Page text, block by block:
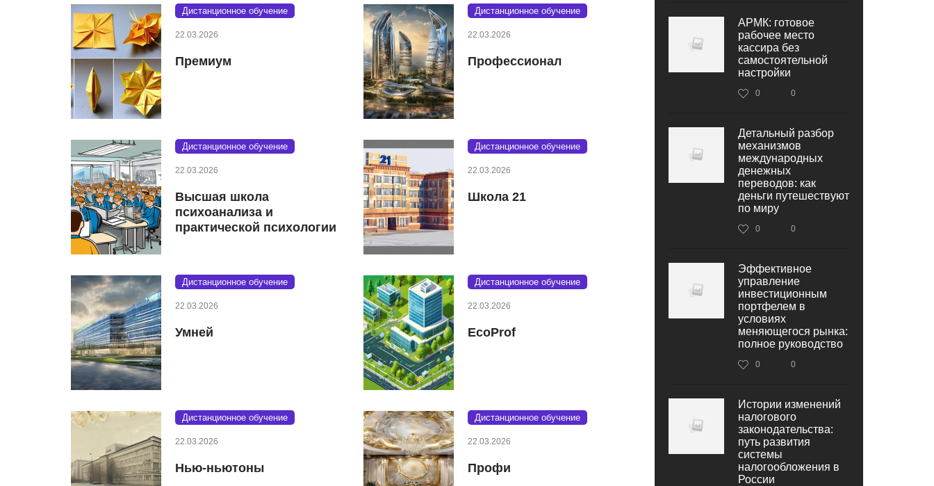
Дистанционное обучение
22.03.2026
Премиум
Дистанционное обучение
22.03.2026
Профессионал
Дистанционное обучение
22.03.2026
Высшая школа
психоанализа и
практической психологии
Дистанционное обучение
22.03.2026
Школа 21
Дистанционное обучение
22.03.2026
Умней
Дистанционное обучение
22.03.2026
EcoProf
Дистанционное обучение
22.03.2026
Нью-ньютоны
Дистанционное обучение
22.03.2026
Профи
АРМК: готовое
рабочее место
кассира без
самостоятельной
настройки
0 0
Детальный разбор
механизмов
международных
денежных
переводов: как
деньги путешествуют
по миру
0 0
Эффективное
управление
инвестиционным
портфелем в
условиях
меняющегося рынка:
полное руководство
0 0
Истории изменений
налогового
законодательства:
путь развития
системы
налогообложения в
России